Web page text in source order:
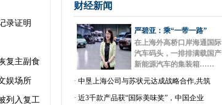
录证明
复主副食
娱场所
列入复工
财经新闻
严碧亚：乘“一带一路”
在上海外高桥口岸海通国际
汽车码头，一排排满载国产
新能源汽车的集装箱……
· 中垦上海公司与苏状元达成战略合作,共筑
· 近3千款产品获“国际美味奖”，中国企业